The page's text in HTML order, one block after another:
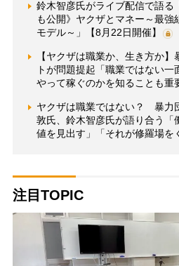
鈴木智彦氏がライブ配信で語る
も公開》ヤクザとマネー～最強
モデル～」【8月22日開催】
【ヤクザは職業か、生き方か
トが問題提起「職業ではない一
やって稼ぐのかを知ることも重
ヤクザは職業ではない？ 暴力
敦氏、鈴木智彦氏が語り合う「
値を見出す」「それが修羅場を
注目TOPIC